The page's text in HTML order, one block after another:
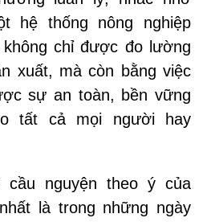
hệ thống nông nghiệp
chỉ được đo lường
xuất, mà còn bằng việc
sự an toàn, bền vững
tất cả mọi người hay
cầu nguyện theo ý của
là trong những ngày